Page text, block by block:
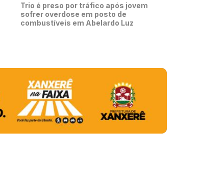
Trio é preso por tráfico após jovem
sofrer overdose em posto de
combustíveis em Abelardo Luz